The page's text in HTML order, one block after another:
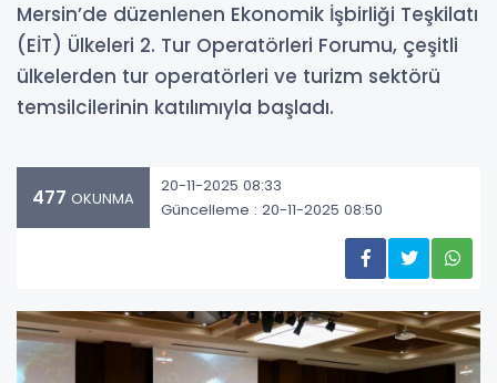
Mersin’de düzenlenen Ekonomik İşbirliği Teşkilatı
(EİT) Ülkeleri 2. Tur Operatörleri Forumu, çeşitli
ülkelerden tur operatörleri ve turizm sektörü
temsilcilerinin katılımıyla başladı.
477 OKUNMA
20-11-2025 08:33
Güncelleme : 20-11-2025 08:50